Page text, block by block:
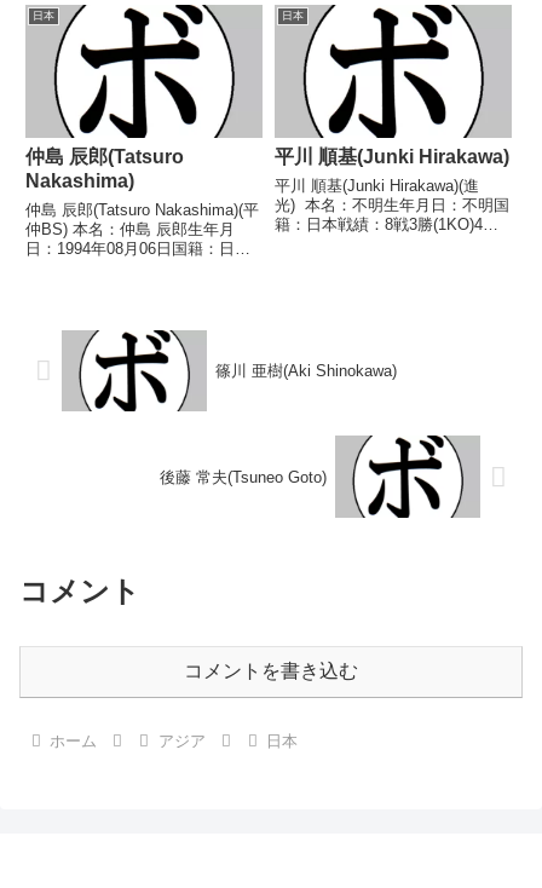
イトル】第38代日本スーパーフ
ライ級王座第42代日本スーパー
フライ級王座第44代日本ス...
し 【戦歴】1989/06/12
○2RKO 伊藤 悦男(甲府岡
本)■1989年度東日...
日本
仲島 辰郎(Tatsuro
Nakashima)
仲島 辰郎(Tatsuro Nakashima)(平
仲BS) 本名：仲島 辰郎生年月
日：1994年08月06日国籍：日本
歴】2015/11/15...
日本
平川 順基(Junki Hirakawa)
平川 順基(Junki Hirakawa)(進
光) 本名：不明生年月日：不明国
籍：日本戦績：8戦3勝(1KO)4敗1
篠川 亜樹(Aki Shinokawa)
後藤 常夫(Tsuneo Goto)
コメント
コメントを書き込む
ホーム アジア 日本